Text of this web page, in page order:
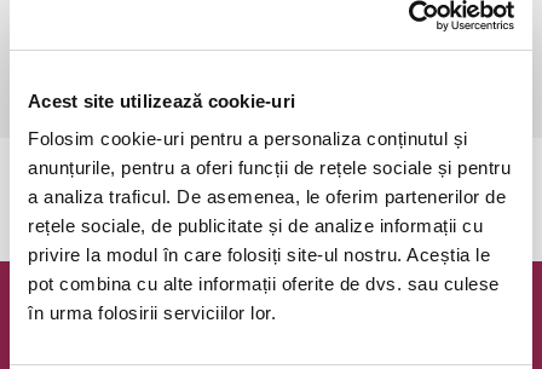
Acest site utilizează cookie-uri
Folosim cookie-uri pentru a personaliza conținutul și
anunțurile, pentru a oferi funcții de rețele sociale și pentru
a analiza traficul. De asemenea, le oferim partenerilor de
rețele sociale, de publicitate și de analize informații cu
privire la modul în care folosiți site-ul nostru. Aceștia le
pot combina cu alte informații oferite de dvs. sau culese
în urma folosirii serviciilor lor.
înainte de spectacol. Așezarea se realizează la mese de 2 (nr. limitat), 3
Informații suplimentare, la nr. de telefon 0773 825 249.
Evenimentul a expirat.
Newsletter @ Bilete.ro